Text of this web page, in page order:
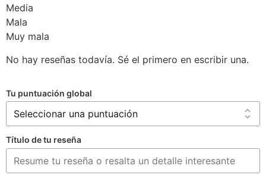
Media
Mala
Muy mala
No hay reseñas todavía. Sé el primero en escribir una.
Tu puntuación global
Título de tu reseña